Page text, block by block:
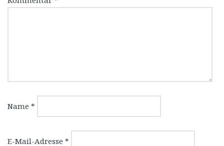
Name *
E-Mail-Adresse *